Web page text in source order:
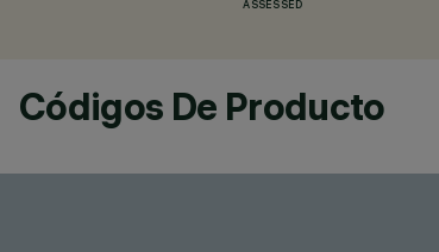
ASSESSED
Códigos De Producto